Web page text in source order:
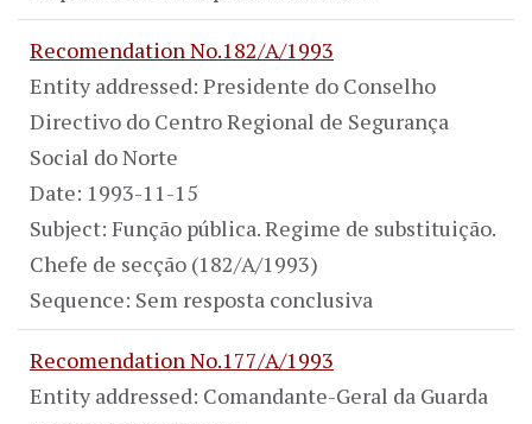
Recomendation No.182/A/1993
Entity addressed: Presidente do Conselho
Directivo do Centro Regional de Segurança
Social do Norte
Date: 1993-11-15
Subject: Função pública. Regime de substituição.
Chefe de secção (182/A/1993)
Sequence: Sem resposta conclusiva
Recomendation No.177/A/1993
Entity addressed: Comandante-Geral da Guarda